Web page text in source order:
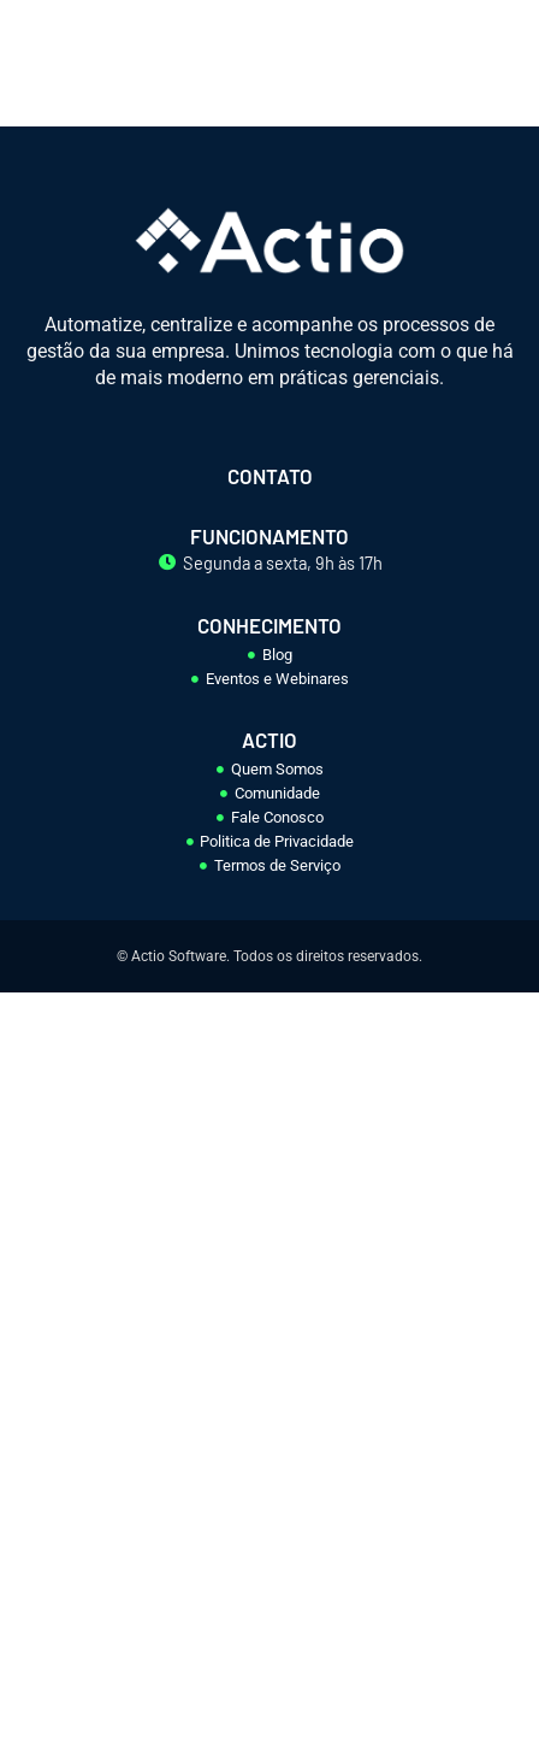
Automatize, centralize e acompanhe os processos de
gestão da sua empresa. Unimos tecnologia com o que há
de mais moderno em práticas gerenciais.
CONTATO
FUNCIONAMENTO
Segunda a sexta, 9h às 17h
CONHECIMENTO
Blog
Eventos e Webinares
ACTIO
Quem Somos
Comunidade
Fale Conosco
Politica de Privacidade
Termos de Serviço
© Actio Software. Todos os direitos reservados.